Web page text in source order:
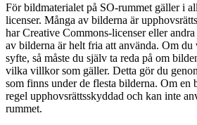
För bildmaterialet på SO-rummet gäller i
licenser. Många av bilderna är
har Creative Commons-licenser eller
av bilderna är helt fria att använda. Om
syfte, så måste du själv ta reda på om
vilka villkor som gäller. Detta gör du
som finns under de flesta bilderna. Om en
regel upphovsrättsskyddad och kan inte
rummet.